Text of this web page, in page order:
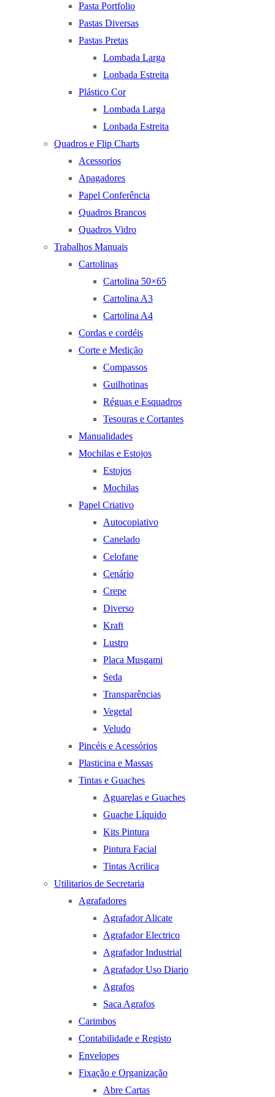
Pasta Portfolio
Pastas Diversas
Pastas Pretas
Lombada Larga
Lonbada Estreita
Plástico Cor
Lombada Larga
Lonbada Estreita
Quadros e Flip Charts
Acessorios
Apagadores
Papel Conferência
Quadros Brancos
Quadros Vidro
Trabalhos Manuais
Cartolinas
Cartolina 50×65
Cartolina A3
Cartolina A4
Cordas e cordéis
Corte e Medição
Compassos
Guilhotinas
Réguas e Esquadros
Tesouras e Cortantes
Manualidades
Mochilas e Estojos
Estojos
Mochilas
Papel Criativo
Autocopiativo
Canelado
Celofane
Cenário
Crepe
Diverso
Kraft
Lustro
Placa Musgami
Seda
Transparências
Vegetal
Veludo
Pincéis e Acessórios
Plasticina e Massas
Tintas e Guaches
Aguarelas e Guaches
Guache Líquido
Kits Pintura
Pintura Facial
Tintas Acrilica
Utilitarios de Secretaria
Agrafadores
Agrafador Alicate
Agrafador Electrico
Agrafador Industrial
Agrafador Uso Diario
Agrafos
Saca Agrafos
Carimbos
Contabilidade e Registo
Envelopes
Fixação e Organização
Abre Cartas